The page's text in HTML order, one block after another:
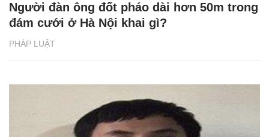
PHÁP LUẬT
Người đàn ông đốt pháo dài hơn 50m trong
đám cưới ở Hà Nội khai gì?